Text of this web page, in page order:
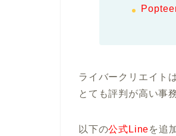
ライバークリエイト
とても評判が高い事
以下の公式Lineを追